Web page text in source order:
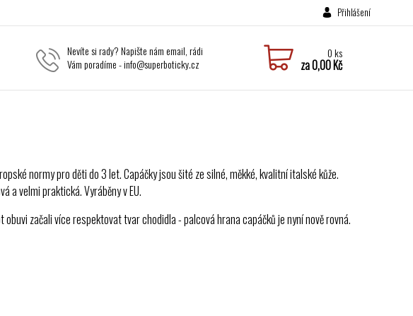
Přihlášení
Nevíte si rady? Napište nám email, rádi
Vám poradíme - info@superboticky.cz
0ks
za0,00 Kč
normy pro děti do 3 let. Capáčky jsou šité ze silné, měkké, kvalitní italské kůže.
a velmi praktická. Vyráběny v EU.
začali více respektovat tvar chodidla - palcová hrana capáčků je nyní nově rovná.